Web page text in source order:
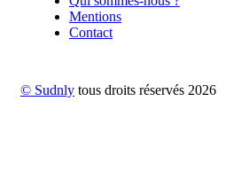
Mentions
Contact
© Sudnly tous droits réservés 2026